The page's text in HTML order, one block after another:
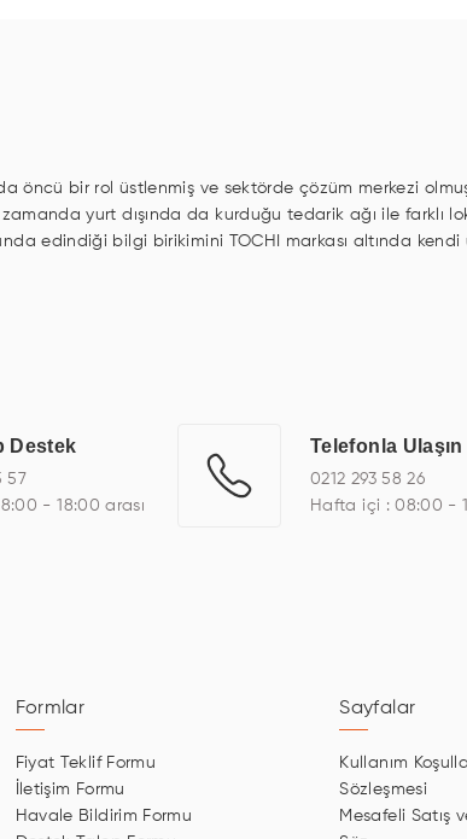
öncü bir rol üstlenmiş ve sektörde çözüm merkezi
yurt dışında da kurduğu tedarik ağı ile farklı
edindiği bilgi birikimini TOCHI markası altında
ve sertifikalara sahip olup, etik değerlere bağlı
ile iş ortaklarının öne çıkmasına ve sürekli
Destek
57
- 18:00 arası
Telefonla Ulaşın
0212 293 58 26
Hafta içi : 08:00 -
Formlar
Fiyat Teklif Formu
İletişim Formu
Havale Bildirim Formu
Sayfalar
Kullanım
Sözleşmesi
Mesafeli Satış